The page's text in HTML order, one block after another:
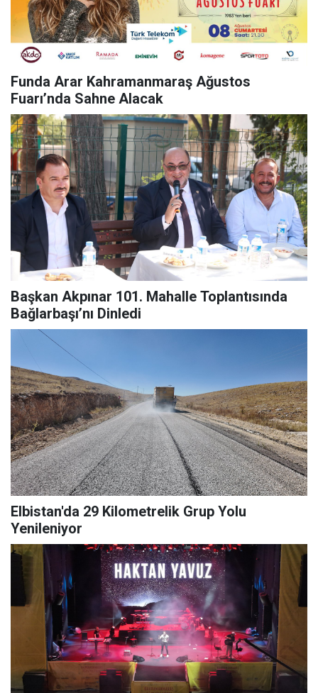
Funda Arar Kahramanmaraş Ağustos
Fuarı’nda Sahne Alacak
Başkan Akpınar 101. Mahalle Toplantısında
Bağlarbaşı’nı Dinledi
Elbistan'da 29 Kilometrelik Grup Yolu
Yenileniyor